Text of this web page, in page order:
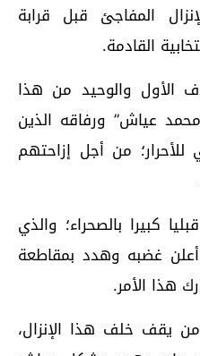
المفاجئ قبل قرابة
القادمة.
الأول والوحيد من هذا
عياش” ورفاقه الذين
من أجل إزاحتهم
كبيرا بالصحراء؛ والذي
أعلن غضبه وهدد بمقاطعة
هذا الأمر.
يقف خلف هذا الإنزال،